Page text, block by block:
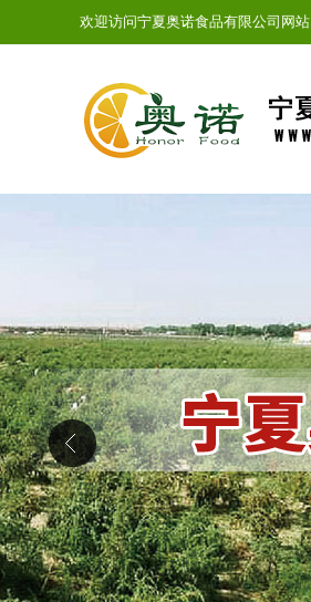
欢迎访问宁夏奥诺食品有限公司网站